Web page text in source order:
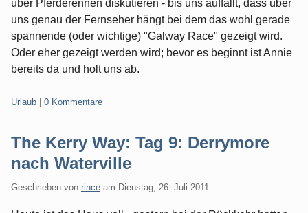
über Pferderennen diskutieren - bis uns auffällt, dass über
uns genau der Fernseher hängt bei dem das wohl gerade
spannende (oder wichtige) "Galway Race" gezeigt wird.
Oder eher gezeigt werden wird; bevor es beginnt ist Annie
bereits da und holt uns ab.
Kategorien:
Urlaub 0 Kommentare
The Kerry Way: Tag 9: Derrymore
nach Waterville
Geschrieben von rince am Dienstag, 26. Juli 2011